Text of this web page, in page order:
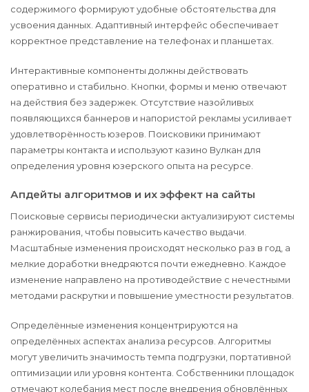
содержимого формируют удобные обстоятельства для
усвоения данных. Адаптивный интерфейс обеспечивает
корректное представление на телефонах и планшетах.
Интерактивные компоненты должны действовать
оперативно и стабильно. Кнопки, формы и меню отвечают
на действия без задержек. Отсутствие назойливых
появляющихся баннеров и напористой рекламы усиливает
удовлетворённость юзеров. Поисковики принимают
параметры контакта и используют казино Вулкан для
определения уровня юзерского опыта на ресурсе.
Апдейты алгоритмов и их эффект на сайты
Поисковые сервисы периодически актуализируют системы
ранжирования, чтобы повысить качество выдачи.
Масштабные изменения происходят несколько раз в год, а
мелкие доработки внедряются почти ежедневно. Каждое
изменение направлено на противодействие с нечестными
методами раскрутки и повышение уместности результатов.
Определённые изменения концентрируются на
определённых аспектах анализа ресурсов. Алгоритмы
могут увеличить значимость темпа подгрузки, портативной
оптимизации или уровня контента. Собственники площадок
отмечают колебания мест после внедрения обновлённых